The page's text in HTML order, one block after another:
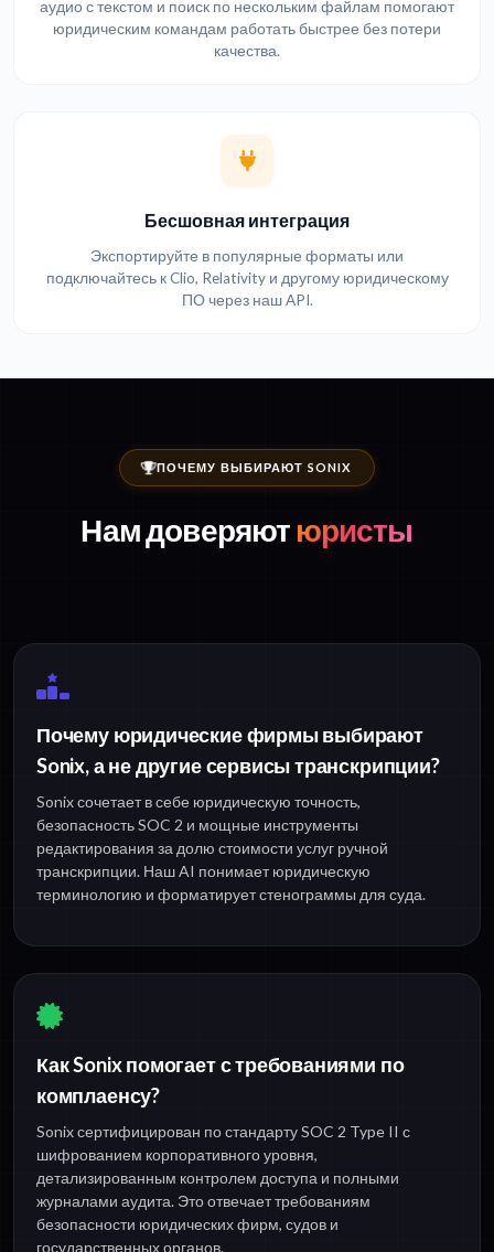
аудио с текстом и поиск по нескольким файлам помогают
юридическим командам работать быстрее без потери
качества.
Бесшовная интеграция
Экспортируйте в популярные форматы или
подключайтесь к Clio, Relativity и другому юридическому
ПО через наш API.
ПОЧЕМУ ВЫБИРАЮТ SONIX
Нам доверяют юристы
Почему юридические фирмы выбирают
Sonix, а не другие сервисы транскрипции?
Sonix сочетает в себе юридическую точность,
безопасность SOC 2 и мощные инструменты
редактирования за долю стоимости услуг ручной
транскрипции. Наш AI понимает юридическую
терминологию и форматирует стенограммы для суда.
Как Sonix помогает с требованиями по
комплаенсу?
Sonix сертифицирован по стандарту SOC 2 Type II с
шифрованием корпоративного уровня,
детализированным контролем доступа и полными
журналами аудита. Это отвечает требованиям
безопасности юридических фирм, судов и
государственных органов.